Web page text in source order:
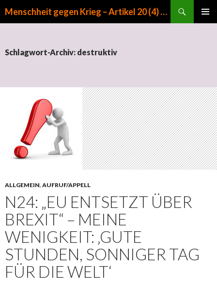
Menschheit gegen Krieg – Artikel 20 (4) GG
Schlagwort-Archiv: destruktiv
ALLGEMEIN, AUFRUF/APPELL
N24: „EU ENTSETZT ÜBER
BREXIT“ – MEINE
WENIGKEIT: ‚GUTE
STUNDEN, SONNIGER TAG
FÜR DIE WELT‘